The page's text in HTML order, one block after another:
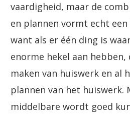
vaardigheid, maar de
en plannen vormt echt
want als er één ding is
enorme hekel aan
maken van huiswerk en al
plannen van het huiswerk.
middelbare wordt goed